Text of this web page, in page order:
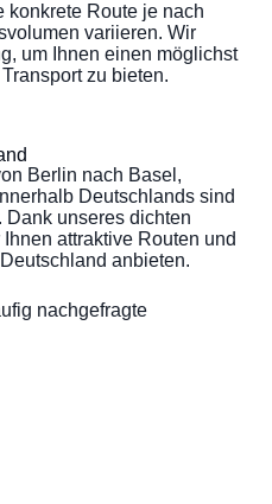
konkrete Route je nach
variieren. Wir
um Ihnen einen möglichst
zu bieten.
Berlin nach Basel,
Deutschlands sind
Dank unseres dichten
attraktive Routen und
anbieten.
nachgefragte